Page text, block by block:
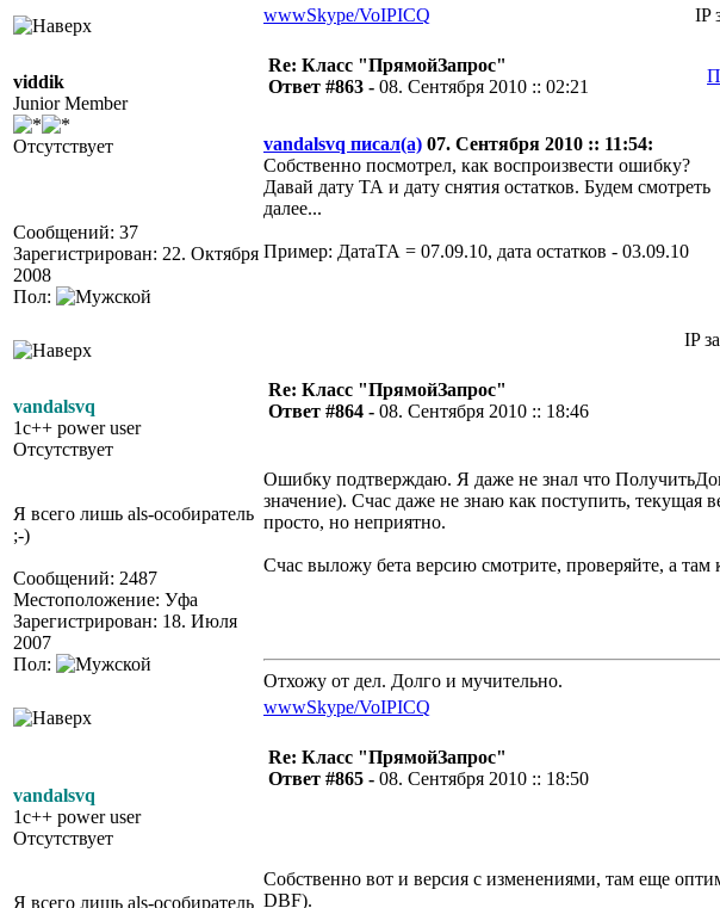
wwwSkype/VoIPICQ IP
viddik
Junior Member
Отсутствует
Сообщений: 37
Зарегистрирован: 22. Октября
2008
Пол:
Re: Класс "ПрямойЗапрос"
Ответ #863 - 08. Сентября 2010 :: 02:21
vandalsvq писал(а) 07. Сентября 2010 :: 11:54:
Собственно посмотрел, как воспроизвести ошибку?
Давай дату ТА и дату снятия остатков. Будем смотреть
далее...
Пример: ДатаТА = 07.09.10, дата остатков - 03.09.10
IP
vandalsvq
1c++ power user
Отсутствует
Я всего лишь als-особиратель
;-)
Сообщений: 2487
Местоположение: Уфа
Зарегистрирован: 18. Июля
2007
Пол:
Re: Класс "ПрямойЗапрос"
Ответ #864 - 08. Сентября 2010 :: 18:46
Ошибку подтверждаю. Я даже не знал что
значение). Счас даже не знаю как поступить, текущая
просто, но неприятно.
Счас выложу бета версию смотрите, проверяйте, а там
Отхожу от дел. Долго и мучительно.
wwwSkype/VoIPICQ
vandalsvq
1c++ power user
Отсутствует
Я всего лишь als-особиратель
Re: Класс "ПрямойЗапрос"
Ответ #865 - 08. Сентября 2010 :: 18:50
Собственно вот и версия с изменениями, там еще
DBF).